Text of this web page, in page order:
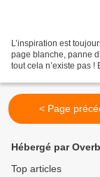
L’inspiration est
page blanche, panne
tout cela n’existe pas
< Page
Hébergé par
Top articles